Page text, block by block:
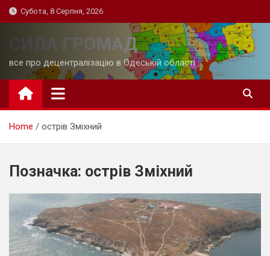
Skip
to
Субота, 8 Серпня, 2026
СИЛА ГРОМАД
все про децентралізацію в Одеській області
Home острів Зміхний
Позначка: острів Зміхний